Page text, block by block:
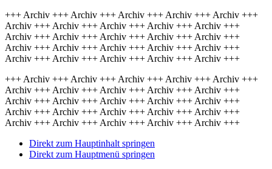
+++ Archiv +++ Archiv +++ Archiv +++ Archiv +++ Archiv +++
Archiv +++ Archiv +++ Archiv +++ Archiv +++ Archiv +++
Archiv +++ Archiv +++ Archiv +++ Archiv +++ Archiv +++
Archiv +++ Archiv +++ Archiv +++ Archiv +++ Archiv +++
Archiv +++ Archiv +++ Archiv +++ Archiv +++ Archiv +++
+++ Archiv +++ Archiv +++ Archiv +++ Archiv +++ Archiv +++
Archiv +++ Archiv +++ Archiv +++ Archiv +++ Archiv +++
Archiv +++ Archiv +++ Archiv +++ Archiv +++ Archiv +++
Archiv +++ Archiv +++ Archiv +++ Archiv +++ Archiv +++
Archiv +++ Archiv +++ Archiv +++ Archiv +++ Archiv +++
Direkt zum Hauptinhalt springen
Direkt zum Hauptmenü springen